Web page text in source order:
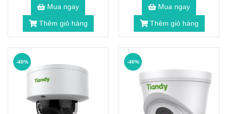
Mua ngay
Thêm giỏ hàng
Mua ngay
Thêm giỏ hàng
-40% -40%